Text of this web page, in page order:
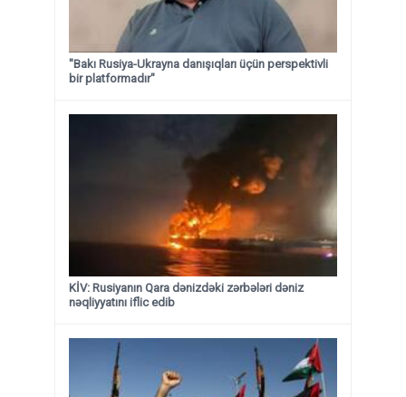
"Bakı Rusiya-Ukrayna danışıqları üçün perspektivli
bir platformadır"
KİV: Rusiyanın Qara dənizdəki zərbələri dəniz
nəqliyyatını iflic edib